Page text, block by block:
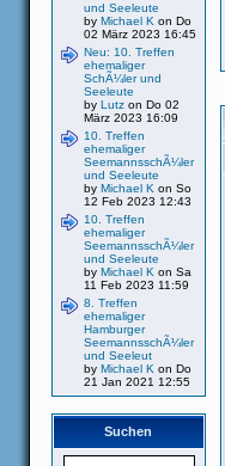
und Seeleute
by Michael K on Do
02 März 2023 16:45
Neu: 10. Treffen
ehemaliger
SchÃ¼ler und
Seeleute
by Lutz on Do 02
März 2023 16:09
10. Treffen
ehemaliger
SeemannsschÃ¼ler
und Seeleute
by Michael K on So
12 Feb 2023 12:43
10. Treffen
ehemaliger
SeemannsschÃ¼ler
und Seeleute
by Michael K on Sa
11 Feb 2023 11:59
8. Treffen
ehemaliger
Hamburger
SeemannsschÃ¼ler
und Seeleut
by Michael K on Do
21 Jan 2021 12:55
Suchen